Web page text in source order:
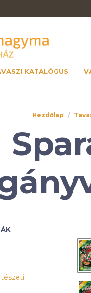
KATALÓGUS
Kezdőlap /